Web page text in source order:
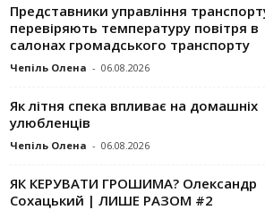
Представники управління
перевіряють температуру повітря в
салонах громадського транспорту
Чепіль Олена - 06.08.2026
Як літня спека впливає на домашніх
улюбленців
Чепіль Олена - 06.08.2026
ЯК КЕРУВАТИ ГРОШИМА? Олександр
Сохацький | ЛИШЕ РАЗОМ #2